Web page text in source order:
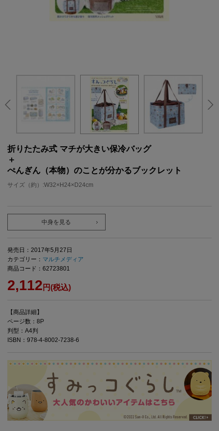
折りたたみ式 マチが大きい保冷バッグ
＋
ぺんぎん（本物）のことが分かるブックレット
サイズ（約）:W32×H24×D24cm
中身を見る
発売日：2017年5月27日
カテゴリー： マルチメディア
商品コード：62723801
2,112 円(税込)
【商品詳細】
ページ数：8P
判型：A4判
ISBN：978-4-8002-7238-6